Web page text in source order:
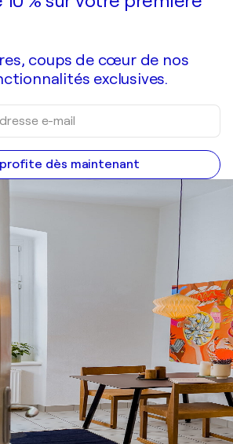
coups de cœur de nos
exclusives.
profite dès maintenant